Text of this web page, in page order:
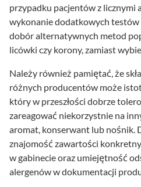
przypadku pacjentów z licznymi
wykonanie dodatkowych
dobór alternatywnych metod
licówki czy korony, zamiast
Należy również pamiętać, że
różnych producentów może
który w przeszłości dobrze
zareagować niekorzystnie na
aromat, konserwant lub nośnik.
znajomość zawartości
w gabinecie oraz umiejętność
alergenów w dokumentacji